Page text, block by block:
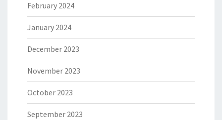
February 2024
January 2024
December 2023
November 2023
October 2023
September 2023